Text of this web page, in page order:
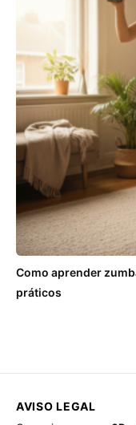
Como aprender
práticos
AVISO LEGAL